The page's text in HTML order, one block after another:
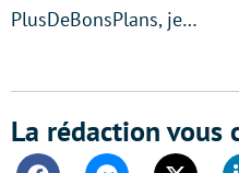
PlusDeBonsPlans, je…
La rédaction vous